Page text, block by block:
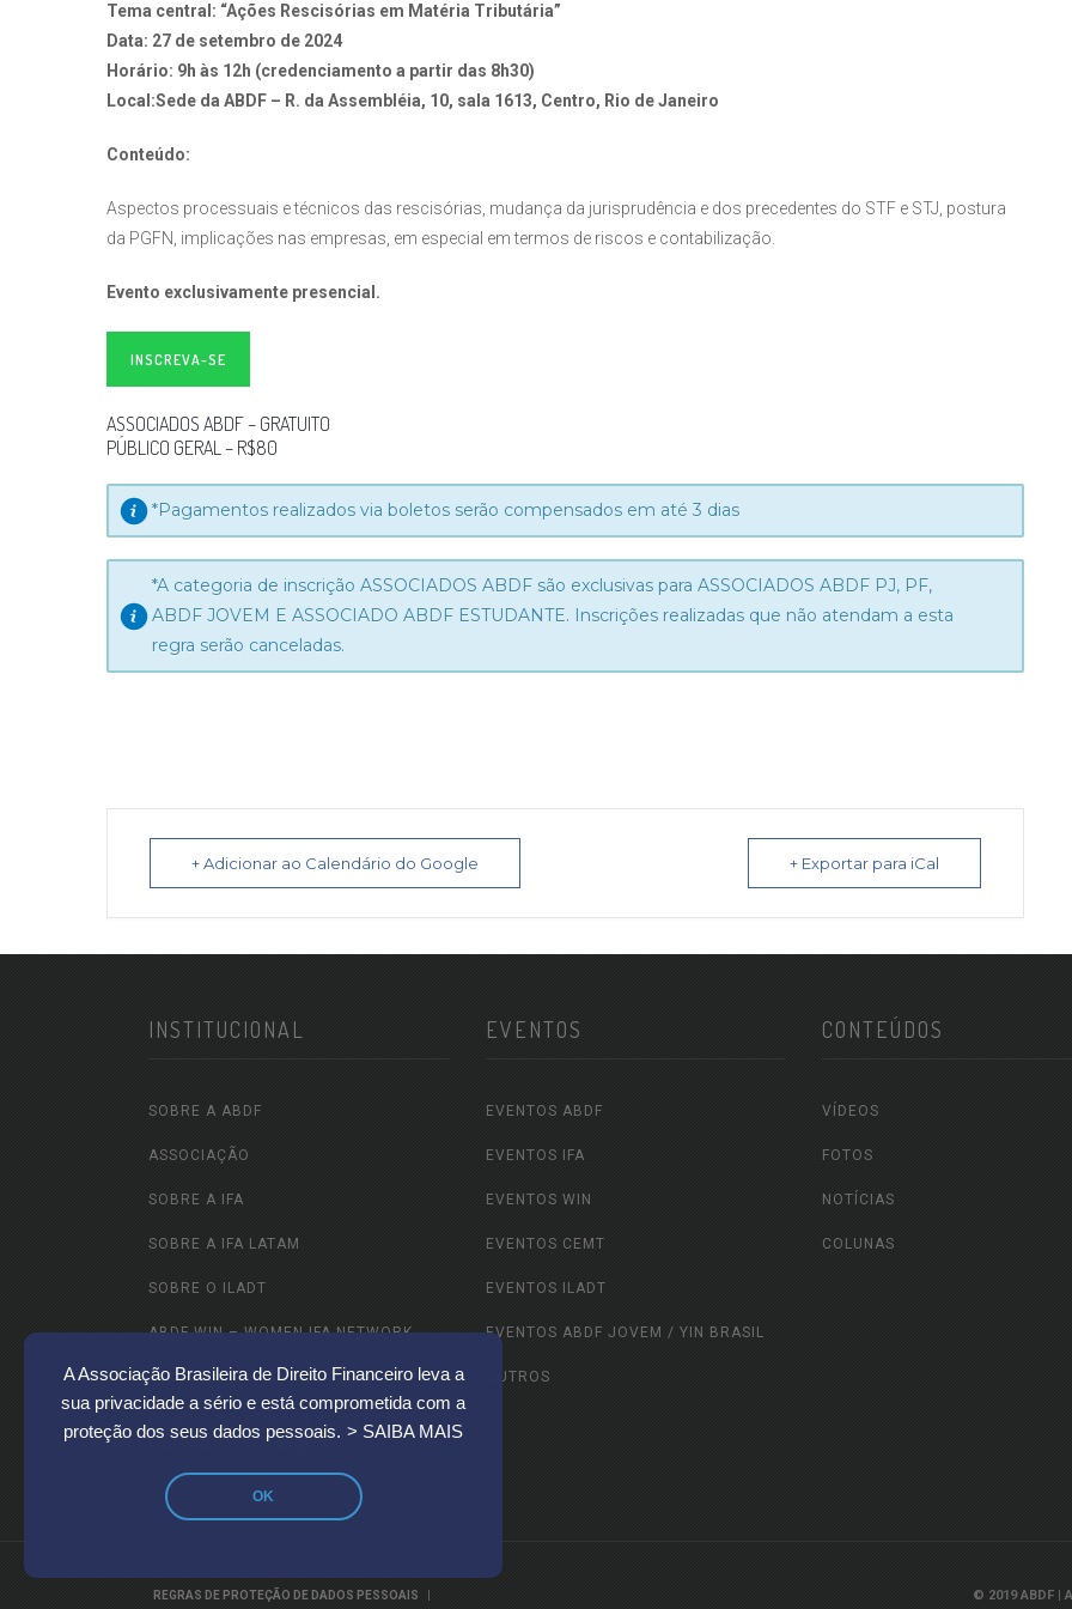
A Associação Brasileira de Direito Financeiro leva a
sua privacidade a sério e está comprometida com a
proteção dos seus dados pessoais. > SAIBA MAIS
OK
Tema central: “Ações Rescisórias em Matéria Tributária”
Data: 27 de setembro de 2024
Horário: 9h às 12h (credenciamento a partir das 8h30)
Local:Sede da ABDF – R. da Assembléia, 10, sala 1613, Centro, Rio de Janeiro
Conteúdo:
Aspectos processuais e técnicos das rescisórias, mudança da jurisprudência e dos precedentes do STF e STJ, postura
da PGFN, implicações nas empresas, em especial em termos de riscos e contabilização.
Evento exclusivamente presencial.
INSCREVA-SE
ASSOCIADOS ABDF – GRATUITO
PÚBLICO GERAL – R$80
*Pagamentos realizados via boletos serão compensados em até 3 dias
*A categoria de inscrição ASSOCIADOS ABDF são exclusivas para ASSOCIADOS ABDF PJ, PF,
ABDF JOVEM E ASSOCIADO ABDF ESTUDANTE. Inscrições realizadas que não atendam a esta
regra serão canceladas.
+ Adicionar ao Calendário do Google + Exportar para iCal
INSTITUCIONAL
SOBRE A ABDF
ASSOCIAÇÃO
SOBRE A IFA
SOBRE A IFA LATAM
SOBRE O ILADT
ABDF WIN – WOMEN IFA NETWORK
ABDF JOVEM
CEMT – CENTRO DE EXCELÊNCIA DA
MULHER TRIBUTARISTA
EVENTOS
EVENTOS ABDF
EVENTOS IFA
EVENTOS WIN
EVENTOS CEMT
EVENTOS ILADT
EVENTOS ABDF JOVEM / YIN BRASIL
OUTROS
CONTEÚDOS
VÍDEOS
FOTOS
NOTÍCIAS
COLUNAS
REGRAS DE PROTEÇÃO DE DADOS PESSOAIS © 2019 ABDF |